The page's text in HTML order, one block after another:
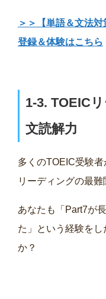
＞＞【単語＆文法
登録＆体験はこちら
1‐3. TOEIC
文読解力
多くのTOEIC受験
リーディングの最難
あなたも「Part7が
た」という経験を
か？